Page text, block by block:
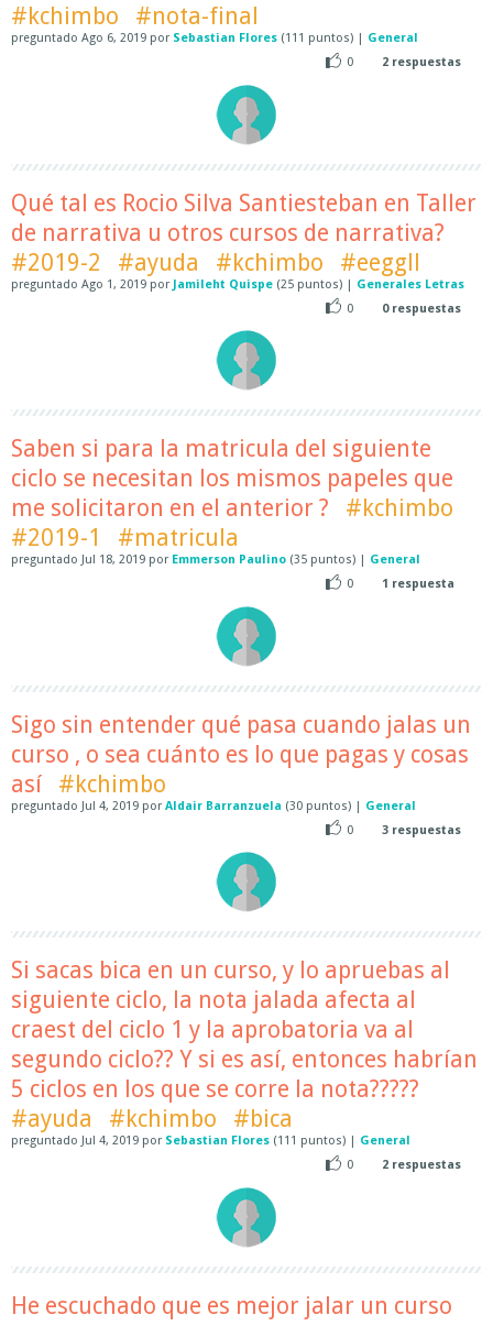
#kchimbo #nota-final
preguntado Ago 6, 2019 por Sebastian Flores (111 puntos) | General
0
2 respuestas
Qué tal es Rocio Silva Santiesteban en Taller
de narrativa u otros cursos de narrativa?
#2019-2
#ayuda #kchimbo #eeggll
preguntado Ago 1, 2019 por Jamileht Quispe (25 puntos) | Generales Letras
0
0respuestas
Saben si para la matricula del siguiente
ciclo se necesitan los mismos papeles que
me solicitaron en el anterior ?
#kchimbo
#2019-1
#matricula
preguntado Jul 18, 2019 por Emmerson Paulino (35 puntos) | General
0
1 respuesta
Sigo sin entender qué pasa cuando jalas un
curso , o sea cuánto es lo que pagas y cosas
así
#kchimbo
preguntado Jul 4, 2019 por Aldair Barranzuela (30 puntos) | General
0
3 respuestas
Si sacas bica en un curso, y lo apruebas al
siguiente ciclo, la nota jalada afecta al
craest del ciclo 1 y la aprobatoria va al
segundo ciclo?? Y si es así, entonces habrían
5 ciclos en los que se corre la nota?????
#ayuda
#kchimbo #bica
preguntado Jul 4, 2019 por Sebastian Flores (111 puntos) | General
0
2 respuestas
He escuchado que es mejor jalar un curso